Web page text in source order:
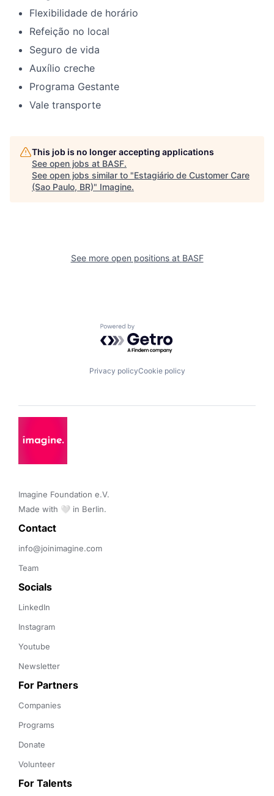
Flexibilidade de horário
Refeição no local
Seguro de vida
Auxílio creche
Programa Gestante
Vale transporte
This job is no longer accepting applications
See open jobs at BASF.
See open jobs similar to "Estagiário de Customer Care
(Sao Paulo, BR)" Imagine.
See more open positions at BASF
Powered by Getro.com
Privacy policyCookie policy
Imagine Foundation e.V.
Made with 🤍 in Berlin.
Contact
info@joinimagine.com
Team
Socials
LinkedIn
Instagram
Youtube
Newsletter
For Partners
Companies
Programs
Donate
Volunteer
For Talents